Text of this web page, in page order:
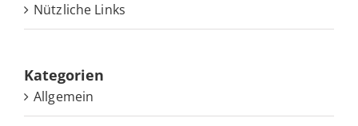
Nütz­li­che Links
Ka­te­go­rien
Allgemein